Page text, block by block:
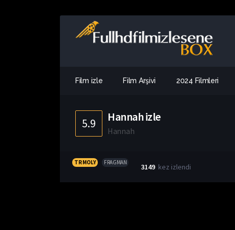
Film izle Film Arşivi 2024 Filmleri
5.9 Hannah izle
Hannah
TR MOLY FRAGMAN 3149 kez izlendi